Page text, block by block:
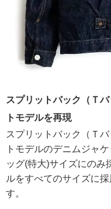
スプリットバック（Ｔ
トモデルを再現
スプリットバック（Ｔ
トモデルのデニムジャ
ッグ(特大)サイズにのみ
ルをすべてのサイズに
す。